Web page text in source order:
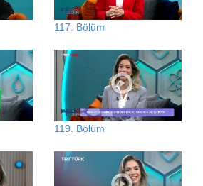
117. Bölüm
119. Bölüm